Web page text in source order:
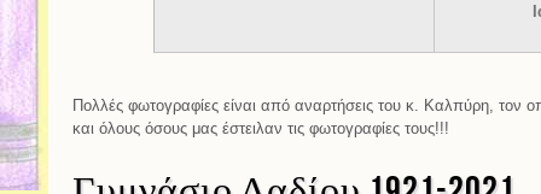
Πολλές φωτογραφίες είναι από αναρτήσεις του κ. Καλπύρη, τον
και όλους όσους μας έστειλαν τις φωτογραφίες τους!!!